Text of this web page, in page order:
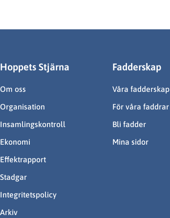
Hoppets Stjärna
Om oss
Organisation
Insamlingskontroll
Ekonomi
Effektrapport
Stadgar
Integritetspolicy
Arkiv
Fadderskap
Våra fadderskap
För våra faddrar
Bli fadder
Mina sidor